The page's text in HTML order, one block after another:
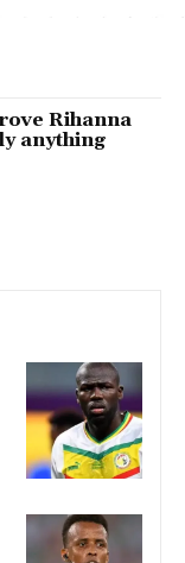
Rihanna
anything